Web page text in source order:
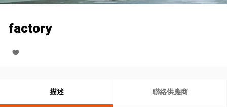
factory
描述 聯絡供應商